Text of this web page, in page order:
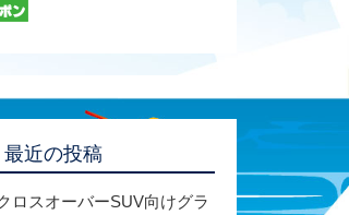
最近の投稿
ロスオーバーSUV向けグラ